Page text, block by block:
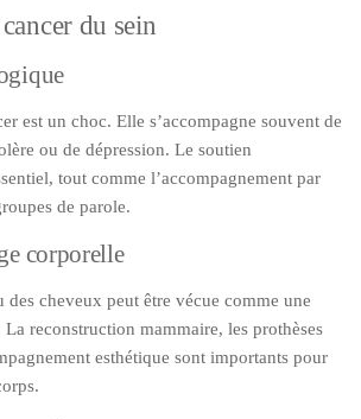
du sein
est un choc. Elle s’accompagne souvent de
ou de dépression. Le soutien
tout comme l’accompagnement par
de parole.
corporelle
des cheveux peut être vécue comme une
reconstruction mammaire, les prothèses
esthétique sont importants pour